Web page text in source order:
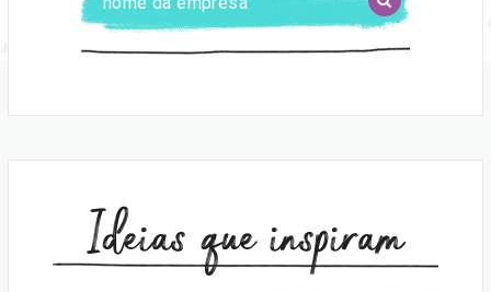
o
Ideias que inspiram